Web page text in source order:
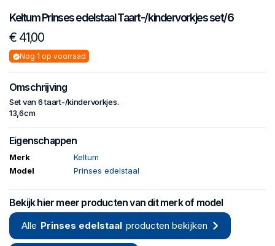
KeltumPrinses edelstaalTaart-/kindervorkjes set/6
€ 41,00
Nog 1 op voorraad
Omschrijving
Set van 6 taart-/kindervorkjes.
13,6cm
Eigenschappen
Merk
Keltum
Model
Prinses edelstaal
Bekijk hier meer producten van dit merk of model
Alle Prinses edelstaal producten bekijken